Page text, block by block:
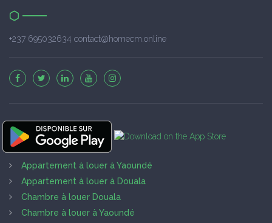
+237 695032634 contact@homecm.online
Appartement à louer à Yaoundé
Appartement à louer à Douala
Chambre à louer Douala
Chambre à louer à Yaoundé